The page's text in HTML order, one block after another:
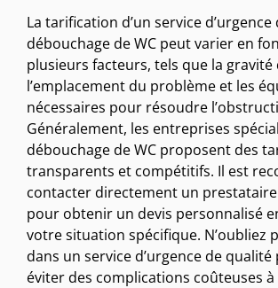
La tarification d’un service d’urgence
débouchage de WC peut varier en
plusieurs facteurs, tels que la gravité
l’emplacement du problème et les
nécessaires pour résoudre
Généralement, les entreprises
débouchage de WC proposent des
transparents et compétitifs. Il est
contacter directement un prestataire
pour obtenir un devis personnalisé
votre situation spécifique. N’oubliez
dans un service d’urgence de qualité
éviter des complications coûteuses